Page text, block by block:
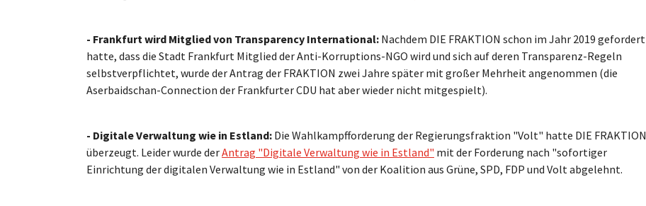
- Frankfurt wird Mitglied von Transparency International: Nachdem DIE FRAKTION schon im Jahr 2019 gefordert
hatte, dass die Stadt Frankfurt Mitglied der Anti-Korruptions-NGO wird und sich auf deren Transparenz-Regeln
selbstverpflichtet, wurde der Antrag der FRAKTION zwei Jahre später mit großer Mehrheit angenommen (die
Aserbaidschan-Connection der Frankfurter CDU hat aber wieder nicht mitgespielt).
- Digitale Verwaltung wie in Estland: Die Wahlkampfforderung der Regierungsfraktion "Volt" hatte DIE FRAKTION
überzeugt. Leider wurde derAntrag "Digitale Verwaltung wie in Estland" mit der Forderung nach "sofortiger
Einrichtung der digitalen Verwaltung wie in Estland" von der Koalition aus Grüne, SPD, FDP und Volt abgelehnt.